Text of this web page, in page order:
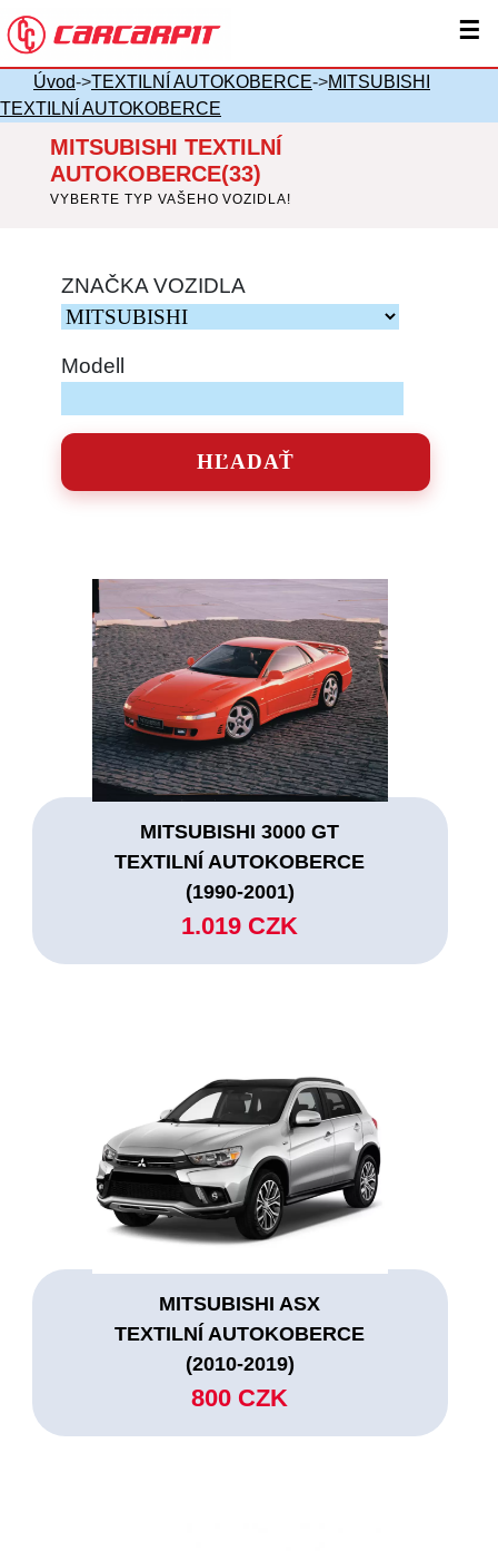
☰
Úvod->TEXTILNÍ AUTOKOBERCE->MITSUBISHI
TEXTILNÍ AUTOKOBERCE
MITSUBISHI TEXTILNÍ
AUTOKOBERCE(33)
VYBERTE TYP VAŠEHO VOZIDLA!
ZNAČKA VOZIDLA
Modell
HĽADAŤ
MITSUBISHI 3000 GT
TEXTILNÍ AUTOKOBERCE
(1990-2001)
1.019 CZK
MITSUBISHI ASX
TEXTILNÍ AUTOKOBERCE
(2010-2019)
800 CZK